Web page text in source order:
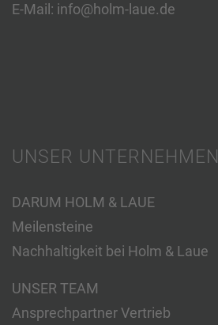
E-Mail: info@holm-laue.de
UNSER UNTERNEHMEN
DARUM HOLM & LAUE
Meilensteine
Nachhaltigkeit bei Holm & Laue
UNSER TEAM
Ansprechpartner Vertrieb